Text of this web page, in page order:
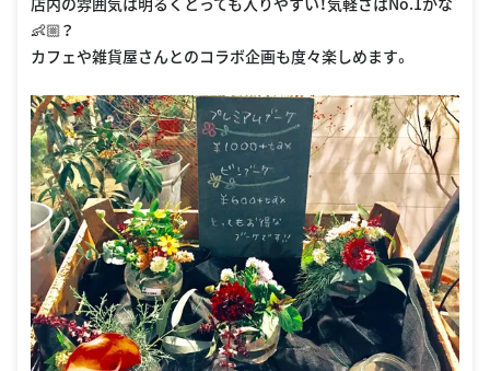
👶🏼？
カフェや雑貨屋さんとのコラボ企画も度々楽しめます。